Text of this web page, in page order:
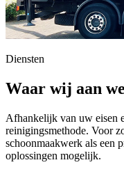
Diensten
Waar wij aan
Afhankelijk van uw eisen
reinigingsmethode. Voor
schoonmaakwerk als een
oplossingen mogelijk.